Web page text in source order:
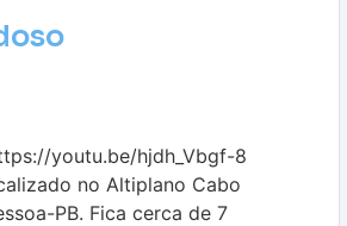
youtu.be/hjdh_Vbgf-8
no Altiplano Cabo
PB. Fica cerca de 7